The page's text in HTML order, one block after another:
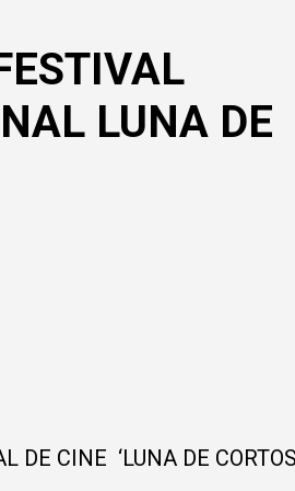
LUNA DE
DE CINE ‘LUNA DE